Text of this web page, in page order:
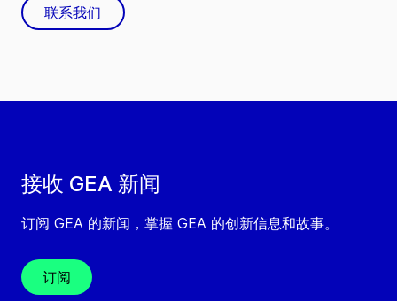
接收 GEA 新闻
订阅 GEA 的新闻，掌握 GEA 的创新信息和故事。
订阅
联系我们